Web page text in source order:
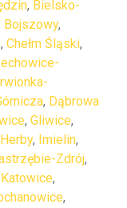
, Bielsko-
Bojszowy,
, Chełm Śląski,
, Dąbrowa
, Gliwice,
Herby, Imielin,
Zdrój,
Katowice,
,